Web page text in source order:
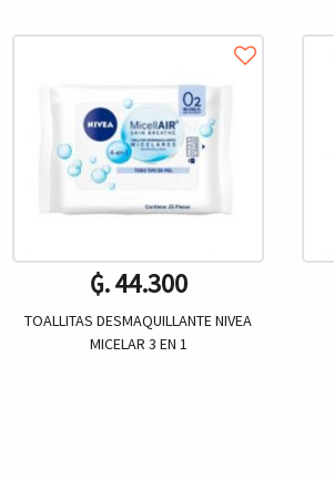
₲. 44.300
TOALLITAS DESMAQUILLANTE NIVEA
MICELAR 3 EN 1